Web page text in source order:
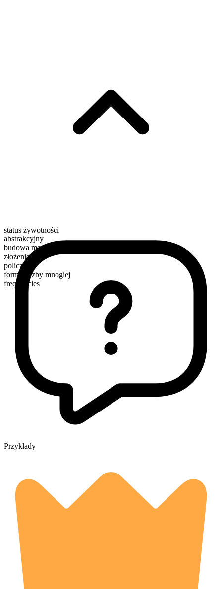
status żywotności
abstrakcyjny
budowa morfologiczna
złożenie
policzalny
forma liczby mnogiej
frequencies
Przykłady